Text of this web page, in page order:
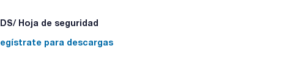
Hoja de seguridad
para descargas